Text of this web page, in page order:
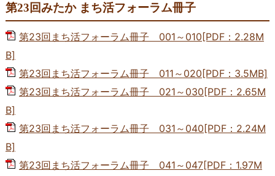
第23回みたか まち活フォーラム冊子
第23回まち活フォーラム冊子 001～010[PDF：2.28M
B]
第23回まち活フォーラム冊子 011～020[PDF：3.5MB]
第23回まち活フォーラム冊子 021～030[PDF：2.65M
B]
第23回まち活フォーラム冊子 031～040[PDF：2.24M
B]
第23回まち活フォーラム冊子 041～047[PDF：1.97M